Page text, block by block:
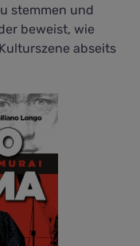
stemmen und
beweist, wie
abseits